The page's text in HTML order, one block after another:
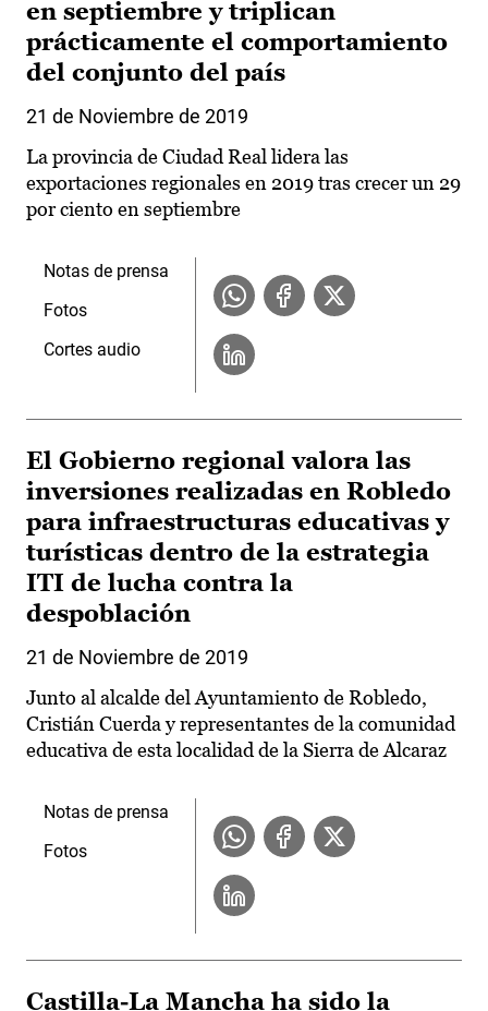
en septiembre y triplican
prácticamente el comportamiento
del conjunto del país
21 de Noviembre de 2019
La provincia de Ciudad Real lidera las
exportaciones regionales en 2019 tras crecer un 29
por ciento en septiembre
Notas de prensa
Fotos
Cortes audio
El Gobierno regional valora las
inversiones realizadas en Robledo
para infraestructuras educativas y
turísticas dentro de la estrategia
ITI de lucha contra la
despoblación
21 de Noviembre de 2019
Junto al alcalde del Ayuntamiento de Robledo,
Cristián Cuerda y representantes de la comunidad
educativa de esta localidad de la Sierra de Alcaraz
Notas de prensa
Fotos
Castilla-La Mancha ha sido la